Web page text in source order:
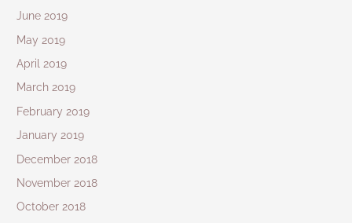
June 2019
May 2019
April 2019
March 2019
February 2019
January 2019
December 2018
November 2018
October 2018